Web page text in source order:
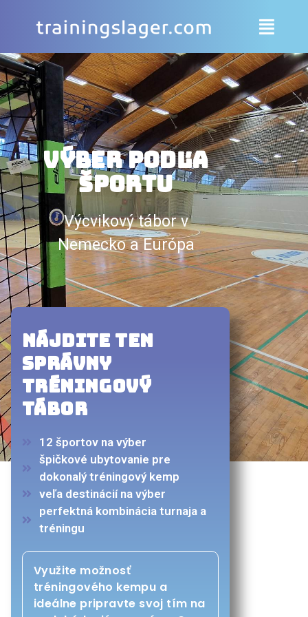
Výber podľa
športu
Výcvikový tábor v
Nemecko a Európa
NÁJDITE TEN
SPRÁVNY
TRÉNINGOVÝ
TÁBOR
12 športov na výber
špičkové ubytovanie pre
dokonalý tréningový kemp
veľa destinácií na výber
perfektná kombinácia turnaja a
tréningu
Využite možnosť
tréningového kempu a
ideálne pripravte svoj tím na